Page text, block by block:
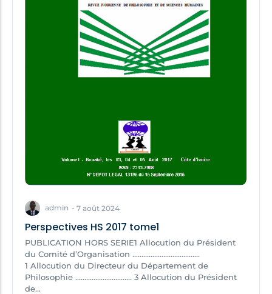
admin - 7 août 2024
Perspectives HS 2017 tome1
PUBLICATION HORS SERIE1 Allocution du Président
du Comité d’Organisation ………………………….……
1 Allocution du Directeur du Département de
Philosophie ……………….………… 3 Allocution du Président
de...